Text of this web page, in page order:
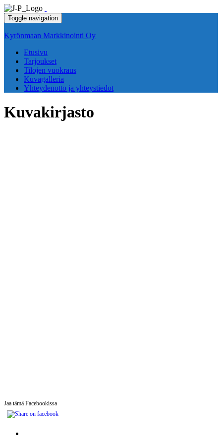
Toggle navigation
Kyrönmaan Markkinointi Oy
Etusivu
Tarjoukset
Tilojen vuokraus
Kuvagalleria
Yhteydenotto ja yhteystiedot
Kuvakirjasto
Jaa tämä Facebookissa